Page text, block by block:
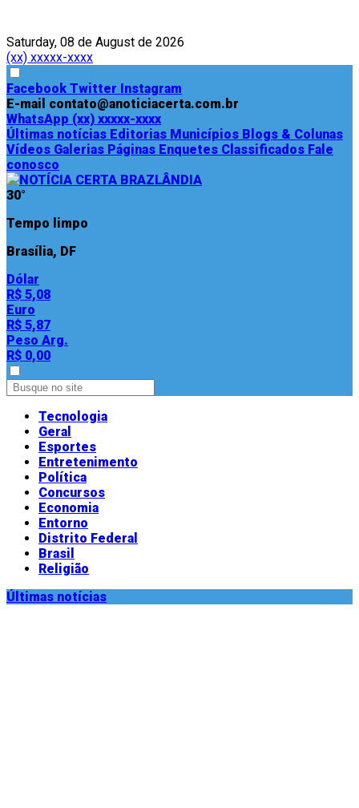
Saturday, 08 de August de 2026
(xx) xxxxx-xxxx
Facebook Twitter Instagram
E-mail contato@anoticiacerta.com.br
WhatsApp (xx) xxxxx-xxxx
Últimas notícias Editorias Municípios Blogs & Colunas
Vídeos Galerias Páginas Enquetes Classificados Fale
conosco
30°
Tempo limpo
Brasília, DF
Dólar
R$ 5,08
Euro
R$ 5,87
Peso Arg.
R$ 0,00
Tecnologia
Geral
Esportes
Entretenimento
Política
Concursos
Economia
Entorno
Distrito Federal
Brasil
Religião
Últimas notícias